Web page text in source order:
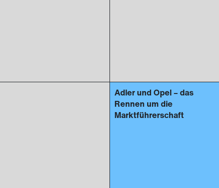
Adler und Opel – das
Rennen um die
Marktführerschaft